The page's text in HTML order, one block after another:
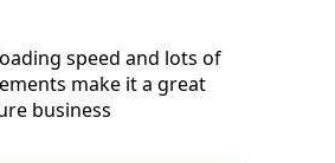
speed and lots of
make it a great
business